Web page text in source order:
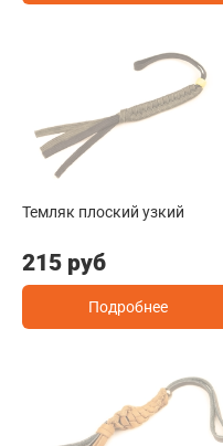
Темляк плоский узкий
215 руб
Подробнее